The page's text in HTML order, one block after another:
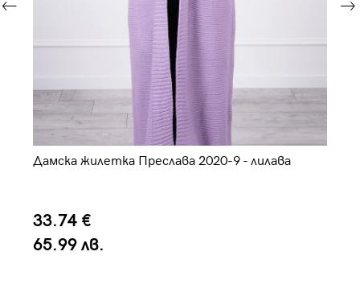
Дамска жилетка Преслава 2020-9 - лилава
33.74 €
65.99 лв.